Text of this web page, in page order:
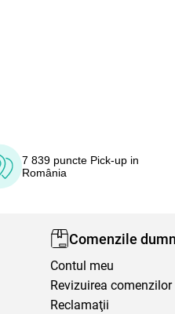
7 839 puncte Pick-up in
România
Comenzile
Contul meu
Revizuirea comenzilor
Reclamaţii